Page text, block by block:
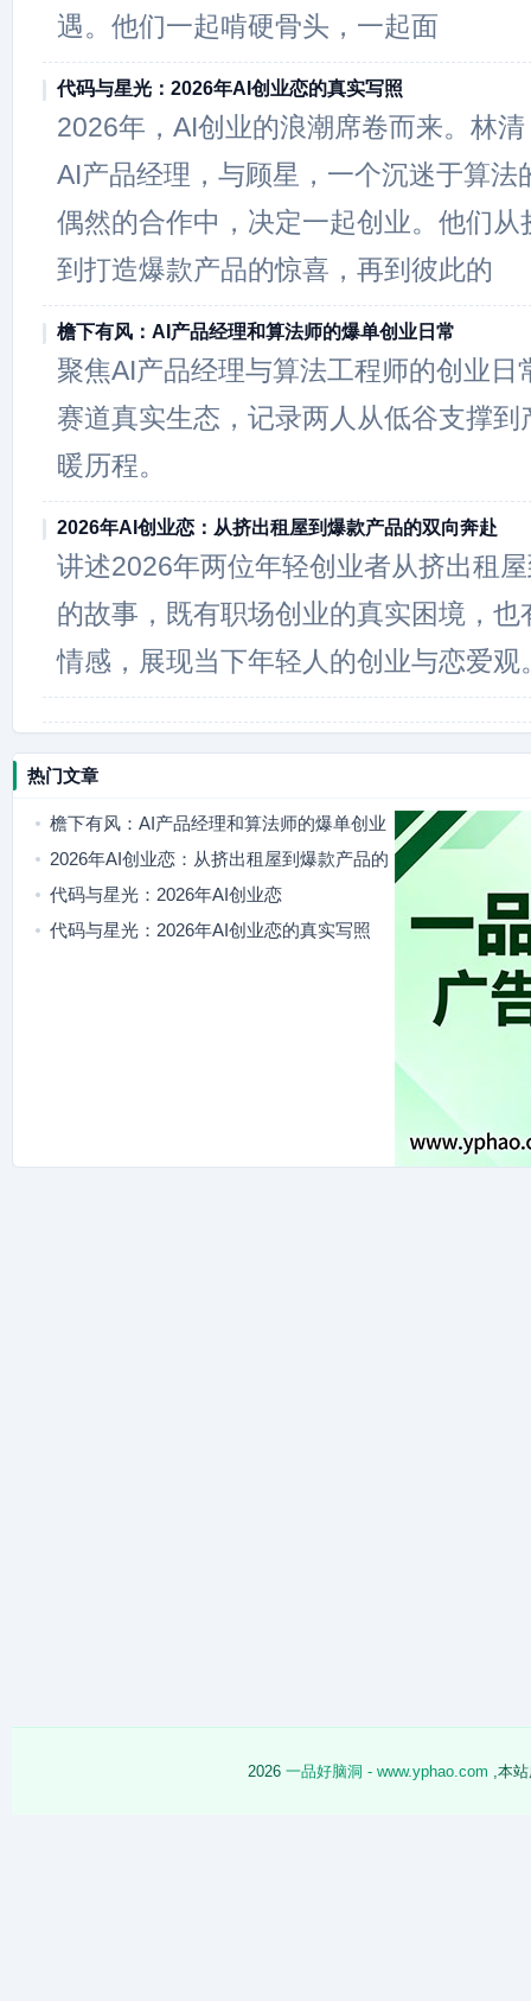
遇。他们一起啃硬骨头，一起面
代码与星光：2026年AI创业恋的真实写照
2026年，AI创业的浪潮席卷而来。林
AI产品经理，与顾星，一个沉迷于算法
偶然的合作中，决定一起创业。他们从
到打造爆款产品的惊喜，再到彼此的
檐下有风：AI产品经理和算法师的爆单创业日常
聚焦AI产品经理与算法工程师的创业日
赛道真实生态，记录两人从低谷支撑
暖历程。
2026年AI创业恋：从挤出租屋到爆款产品的双向奔赴
讲述2026年两位年轻创业者从挤出租
的故事，既有职场创业的真实困境，
情感，展现当下年轻人的创业与恋爱观
热门文章
檐下有风：AI产品经理和算法师的爆单创业
日常
2026年AI创业恋：从挤出租屋到爆款产品的
双向奔赴
代码与星光：2026年AI创业恋
代码与星光：2026年AI创业恋的真实写照
2026 一品好脑洞 - www.yphao.com ,本